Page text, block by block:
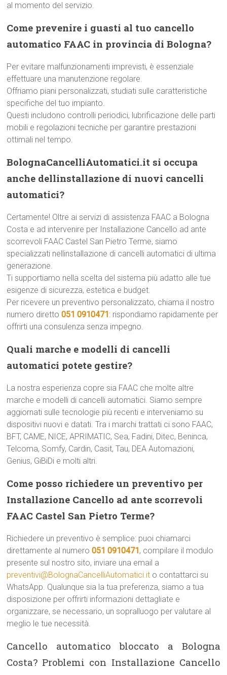
al momento del servizio.
Come prevenire i guasti al tuo cancello
automatico FAAC in provincia di Bologna?
Per evitare malfunzionamenti imprevisti, è essenziale
effettuare una manutenzione regolare.
Offriamo piani personalizzati, studiati sulle caratteristiche
specifiche del tuo impianto.
Questi includono controlli periodici, lubrificazione delle parti
mobili e regolazioni tecniche per garantire prestazioni
ottimali nel tempo.
BolognaCancelliAutomatici.it si occupa
anche dellinstallazione di nuovi cancelli
automatici?
Certamente! Oltre ai servizi di assistenza FAAC a Bologna
Costa e ad intervenire per Installazione Cancello ad ante
scorrevoli FAAC Castel San Pietro Terme, siamo
specializzati nellinstallazione di cancelli automatici di ultima
generazione.
Ti supportiamo nella scelta del sistema più adatto alle tue
esigenze di sicurezza, estetica e budget.
Per ricevere un preventivo personalizzato, chiama il nostro
numero diretto051 0910471: rispondiamo rapidamente per
offrirti una consulenza senza impegno.
Quali marche e modelli di cancelli
automatici potete gestire?
La nostra esperienza copre sia FAAC che molte altre
marche e modelli di cancelli automatici. Siamo sempre
aggiornati sulle tecnologie più recenti e interveniamo su
dispositivi nuovi e datati. Tra i marchi trattati ci sono FAAC,
BFT, CAME, NICE, APRIMATIC, Sea, Fadini, Ditec, Beninca,
Telcoma, Somfy, Cardin, Casit, Tau, DEA Automazioni,
Genius, GiBiDi e molti altri.
Come posso richiedere un preventivo per
Installazione Cancello ad ante scorrevoli
FAAC Castel San Pietro Terme?
Richiedere un preventivo è semplice: puoi chiamarci
direttamente al numero051 0910471, compilare il modulo
presente sul nostro sito, inviare una email a
preventivi@BolognaCancelliAutomatici.it o contattarci su
WhatsApp. Qualunque sia la tua preferenza, siamo a tua
disposizione per offrirti informazioni dettagliate e
organizzare, se necessario, un sopralluogo per valutare al
meglio le tue necessità.
Cancello automatico bloccato a Bologna
Costa? Problemi con Installazione Cancello